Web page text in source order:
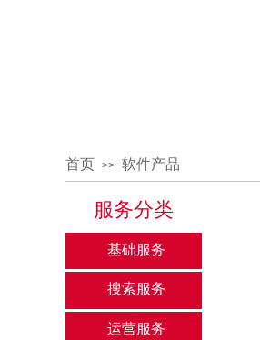
首页 >> 软件产品
服务分类
基础服务
搜索服务
运营服务